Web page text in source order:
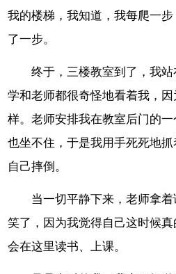
我的楼梯，我知道，我每爬一
了一步。
终于，三楼教室到了，我
学和老师都很奇怪地看着我，
样。老师安排我在教室后门的
也坐不住，于是我用手死死地
自己摔倒。
当一切平静下来，老师拿
笑了，因为我觉得自己这时候
会在这里读书、上课。